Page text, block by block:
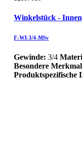
Winkelstück -
F-WI-3/4-MSv
Gewinde: 3/4
Besondere
Produktspezifische